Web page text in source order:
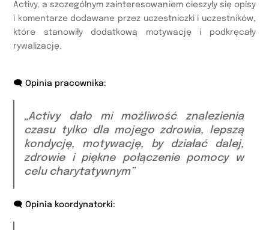
Activy, a szczególnym zainteresowaniem cieszyły się opisy
i komentarze dodawane przez uczestniczki i uczestników,
które stanowiły dodatkową motywację i podkręcały
rywalizację.
🗨️ Opinia pracownika:
„Activy dało mi możliwość znalezienia
czasu tylko dla mojego zdrowia, lepszą
kondycję, motywację, by działać dalej,
zdrowie i piękne połączenie pomocy w
celu charytatywnym”
🗨️ Opinia koordynatorki: